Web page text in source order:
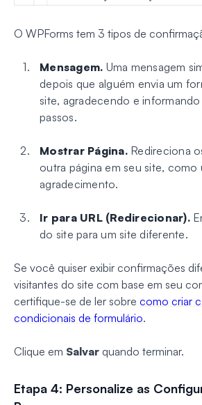
O WPForms tem 3 tipos de
Mensagem. Uma mensagem
depois que alguém envia um
site, agradecendo e
passos.
Mostrar Página.Redireciona
outra página em seu site, como
agradecimento.
Ir para URL (Redirecionar).
do site para um site diferente.
Se você quiser exibir confirmações
visitantes do site com base em seu
certifique-se de ler sobre como criar
condicionais de formulário.
Clique em Salvar quando terminar.
Etapa 4: Personalize as